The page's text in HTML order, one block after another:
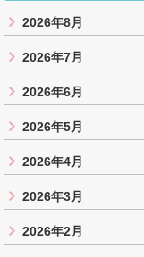
2026年8月
2026年7月
2026年6月
2026年5月
2026年4月
2026年3月
2026年2月